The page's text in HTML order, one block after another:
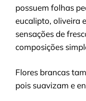
possuem folhas
eucalipto, oliveira
sensações de
composições
Flores brancas
pois suavizam e